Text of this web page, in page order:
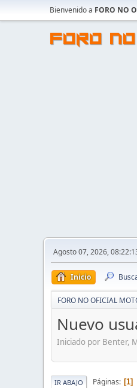
Bienvenido a FORO NO
FORO
Agosto 07, 2026,
Inicio
FORO NO OFICIAL
Nuevo
Iniciado por Benter,
IR ABAJO Páginas 1